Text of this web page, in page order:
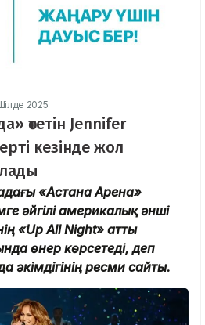
2025
өтетін Jennifer
кезінде жол
«Астана Арена»
әйгілі америкалық әнші
«Up All Night» атты
өнер көрсетеді, деп
әкімдігінің ресми сайты.